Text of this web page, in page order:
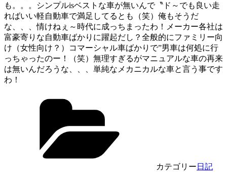
も。。。シンプルisベストな車が無いんで〝ド～でも良い走
ればいい軽自動車で満足してるとも（笑）俺もそうだ
な、、、情けねぇ～時代に成っちまったわ！メーカー各社は
富豪寄りな自動車ばかりに躍起だし？全般的にファミリー向
け（女性向け？）コマーシャル車ばかりで”男車は何処に行
っちゃったのー！（笑）無理すぎるがマニュアルな車の再来
は無いんだろうな、、、単純なメカニカルな車と言う事です
わ！
カテゴリー 日記